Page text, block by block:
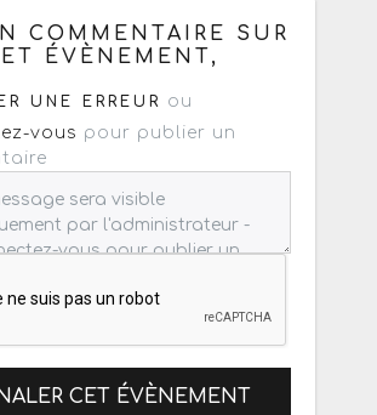
COMMENTAIRE SUR
ÉVÈNEMENT,
UNE ERREUR
ou
vous pour publier un
CET ÉVÈNEMENT